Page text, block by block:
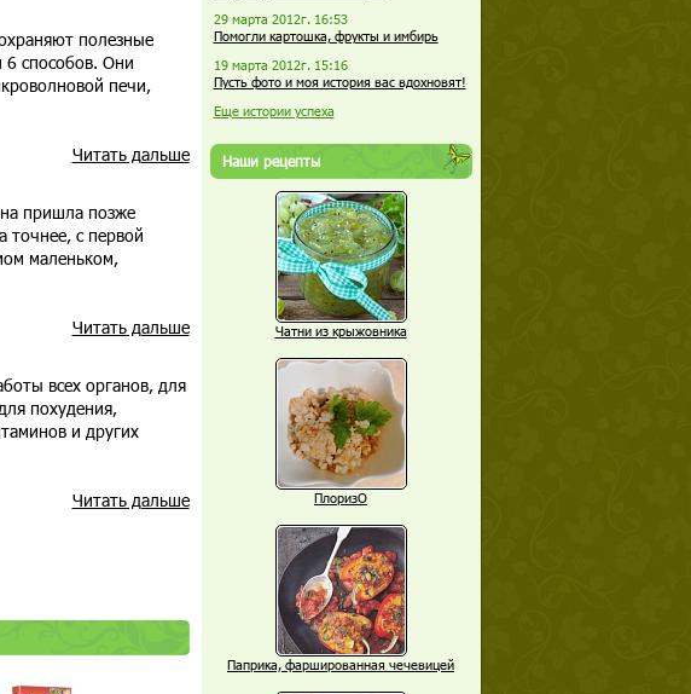
полезные
6 способов. Они
печи,
Читать дальше
пришла позже
точнее, с первой
маленьком,
Читать дальше
всех органов, для
похудения,
и других
Читать дальше
29 марта 2012г. 16:53
Помогли картошка, фрукты и имбирь
19 марта 2012г. 15:16
Пусть фото и моя история вас вдохновят!
Еще истории успеха
Наши рецепты
Чатни из крыжовника
ПлоризО
Паприка, фаршированная чечевицей